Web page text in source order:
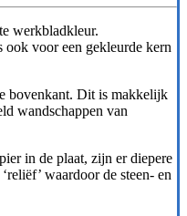
werkbladkleur.
ook voor een gekleurde kern
bovenkant. Dit is makkelijk
wandschappen van
in de plaat, zijn er diepere
waardoor de steen- en